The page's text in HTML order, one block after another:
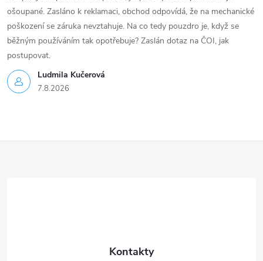
Ludmila Kučerová
7.8.2026
ošoupané. Zasláno k reklamaci, obchod odpovídá, že na mechanické
poškození se záruka nevztahuje. Na co tedy pouzdro je, když se
běžným používáním tak opotřebuje? Zaslán dotaz na ČOI, jak
postupovat.